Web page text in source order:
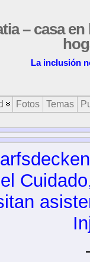
– casa
La inclusión
Fotos Temas